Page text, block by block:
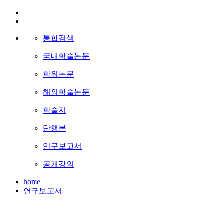
통합검색
국내학술논문
학위논문
해외학술논문
학술지
단행본
연구보고서
공개강의
home
연구보고서